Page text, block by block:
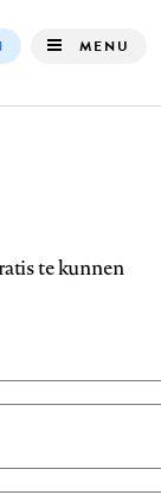
MENU
te kunnen